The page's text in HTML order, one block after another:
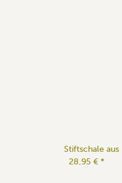
Stiftschale
28,95 € *